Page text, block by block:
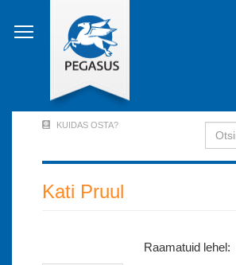
edasi
põhisisu
Account
Menu
KUIDAS OSTA? Otsing
Kati Pruul
Raamatuid lehel: